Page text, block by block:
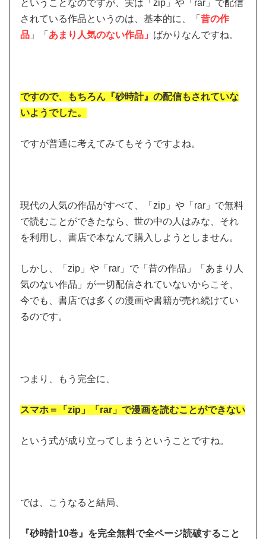
ということなのですが、実は「zip」や「rar」で配信
されている作品というのは、基本的に、「昔の作
品 」「 あまり人気のない作品」 ばかりなんですね。
ですので、もちろん『砂時計』の配信もされていな
いようでした。
ですが普通に考えてみてもそうですよね。
現代の人気の作品がすべて、「zip」や「rar」で無料
で読むことができたなら、世の中の人はみな、それ
を利用し、書店で本なんて購入しようとしません。
しかし、「zip」や「rar」で「昔の作品」「あまり人
気のない作品」が一切配信されていないからこそ、
今でも、書店では多くの漫画や書籍が売れ続けてい
るのです。
つまり、もう完全に、
スマホ＝「zip」「rar」で漫画を読むことができない
という式が成り立ってしまうということですね。
では、こうなると結局、
『砂時計10巻』を完全無料で全ページ読破すること